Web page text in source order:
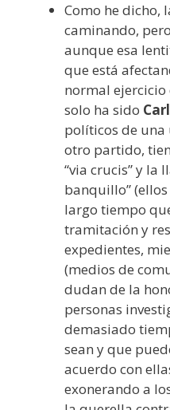
Como he dicho,
caminando,
aunque esa
que está
normal
solo ha sido
políticos de una
otro partido,
“via crucis” y la
banquillo”
largo tiempo
tramitación y
expedientes,
(medios de
dudan de la
personas
demasiado
sean y que
acuerdo con
exonerando a